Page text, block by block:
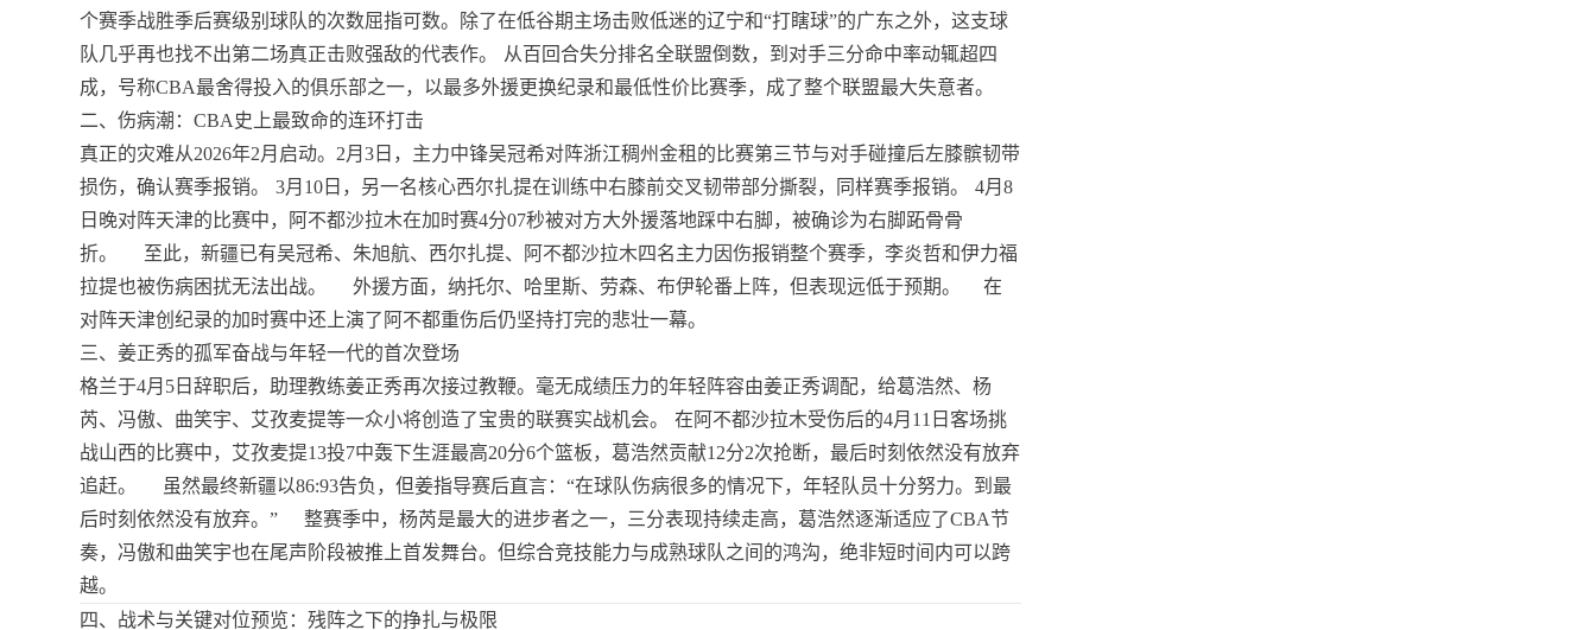
个赛季战胜季后赛级别球队的次数屈指可数。除了在低谷期主场击败低迷的辽宁和“打瞎球”的广东之外，这支球
队几乎再也找不出第二场真正击败强敌的代表作。
从百回合失分排名全联盟倒数，到对手三分命中率动辄超四
成，号称CBA最舍得投入的俱乐部之一，以最多外援更换纪录和最低性价比赛季，成了整个联盟最大失意者。
二、伤病潮：CBA史上最致命的连环打击
真正的灾难从2026年2月启动。2月3日，主力中锋吴冠希对阵浙江稠州金租的比赛第三节与对手碰撞后左膝髌韧带
损伤，确认赛季报销。
3月10日，另一名核心西尔扎提在训练中右膝前交叉韧带部分撕裂，同样赛季报销。
4月8
日晚对阵天津的比赛中，阿不都沙拉木在加时赛4分07秒被对方大外援落地踩中右脚，被确诊为右脚跖骨骨
折。
至此，新疆已有吴冠希、朱旭航、西尔扎提、阿不都沙拉木四名主力因伤报销整个赛季，李炎哲和伊力福
拉提也被伤病困扰无法出战。
外援方面，纳托尔、哈里斯、劳森、布伊轮番上阵，但表现远低于预期。
在
对阵天津创纪录的加时赛中还上演了阿不都重伤后仍坚持打完的悲壮一幕。
三、姜正秀的孤军奋战与年轻一代的首次登场
格兰于4月5日辞职后，助理教练姜正秀再次接过教鞭。毫无成绩压力的年轻阵容由姜正秀调配，给葛浩然、杨
芮、冯傲、曲笑宇、艾孜麦提等一众小将创造了宝贵的联赛实战机会。
在阿不都沙拉木受伤后的4月11日客场挑
战山西的比赛中，艾孜麦提13投7中轰下生涯最高20分6个篮板，葛浩然贡献12分2次抢断，最后时刻依然没有放弃
追赶。
虽然最终新疆以86:93告负，但姜指导赛后直言：“在球队伤病很多的情况下，年轻队员十分努力。到最
后时刻依然没有放弃。”
整赛季中，杨芮是最大的进步者之一，三分表现持续走高，葛浩然逐渐适应了CBA节
奏，冯傲和曲笑宇也在尾声阶段被推上首发舞台。但综合竞技能力与成熟球队之间的鸿沟，绝非短时间内可以跨
越。
四、战术与关键对位预览：残阵之下的挣扎与极限